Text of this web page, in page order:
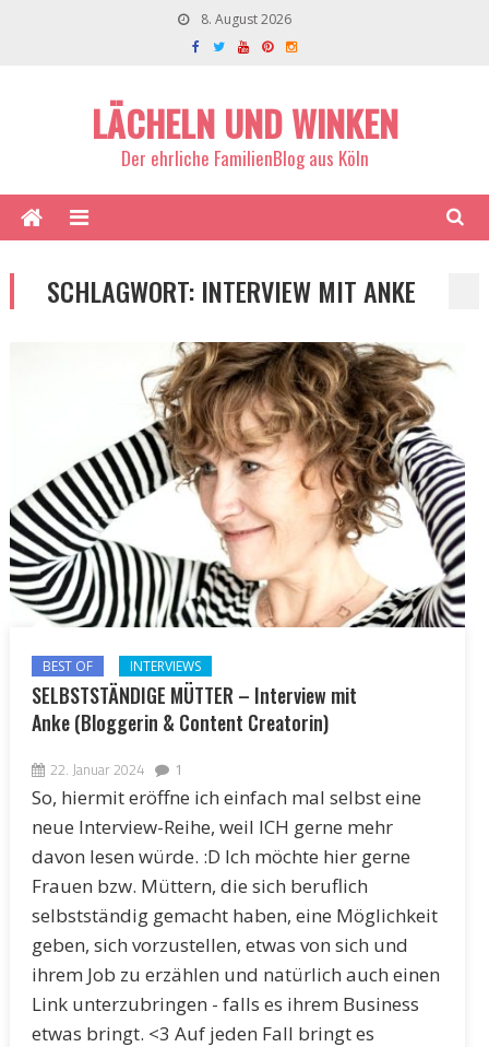
8. August 2026
LÄCHELN UND WINKEN
Der ehrliche FamilienBlog aus Köln
SCHLAGWORT: INTERVIEW MIT ANKE
BEST OF INTERVIEWS
SELBSTSTÄNDIGE MÜTTER – Interview mit
Anke (Bloggerin & Content Creatorin)
22. Januar 2024 1
So, hiermit eröffne ich einfach mal selbst eine
neue Interview-Reihe, weil ICH gerne mehr
davon lesen würde. :D Ich möchte hier gerne
Frauen bzw. Müttern, die sich beruflich
selbstständig gemacht haben, eine Möglichkeit
geben, sich vorzustellen, etwas von sich und
ihrem Job zu erzählen und natürlich auch einen
Link unterzubringen - falls es ihrem Business
etwas bringt. <3 Auf jeden Fall bringt es